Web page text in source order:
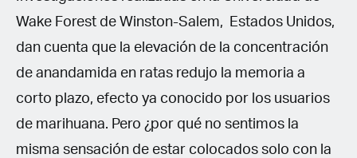
Wake Forest de Winston-Salem, Estados Unidos,
dan cuenta que la elevación de la concentración
de anandamida en ratas redujo la memoria a
corto plazo, efecto ya conocido por los usuarios
de marihuana. Pero ¿por qué no sentimos la
misma sensación de estar colocados solo con la